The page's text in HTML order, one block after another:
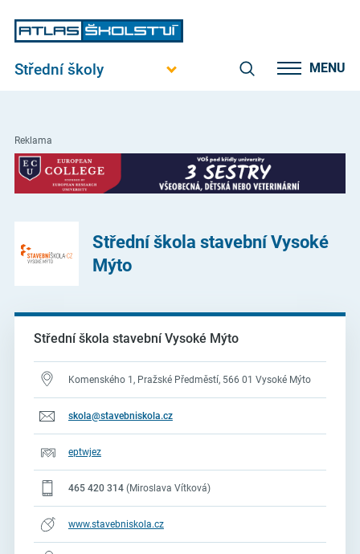
Střední školy MENU
Reklama
Střední škola stavební Vysoké
Mýto
Střední škola stavební Vysoké Mýto
Komenského 1, Pražské Předměstí, 566 01 Vysoké Mýto
skola@stavebniskola.cz
eptwjez
465 420 314 (Miroslava Vítková)
www.stavebniskola.cz